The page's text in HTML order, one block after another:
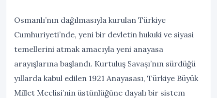
Osmanlı’nın dağılmasıyla kurulan Türkiye
Cumhuriyeti’nde, yeni bir devletin hukuki ve siyasi
temellerini atmak amacıyla yeni anayasa
arayışlarına başlandı. Kurtuluş Savaşı’nın sürdüğü
yıllarda kabul edilen 1921 Anayasası, Türkiye Büyük
Millet Meclisi’nin üstünlüğüne dayalı bir sistem